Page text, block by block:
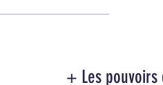
+ Les pouvoirs